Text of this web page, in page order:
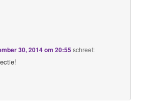
30, 2014 om 20:55 schreef: